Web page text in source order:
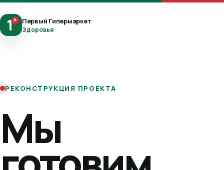
1+ Первый Гипермаркет
Здоровья
РЕКОНСТРУКЦИЯ ПРОЕКТА
Мы